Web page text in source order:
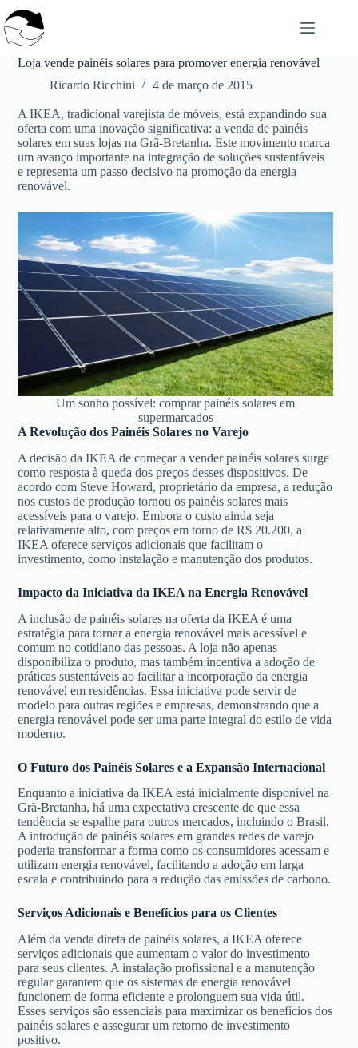
para
o
conteúdo
Loja vende painéis solares para promover energia renovável
Ricardo Ricchini
4 de março de 2015
A IKEA, tradicional varejista de móveis, está expandindo sua
oferta com uma inovação significativa: a venda de painéis
solares em suas lojas na Grã-Bretanha. Este movimento marca
um avanço importante na integração de soluções sustentáveis
e representa um passo decisivo na promoção da energia
renovável.
Um sonho possível: comprar painéis solares em
supermarcados
A Revolução dos Painéis Solares no Varejo
A decisão da IKEA de começar a vender painéis solares surge
como resposta à queda dos preços desses dispositivos. De
acordo com Steve Howard, proprietário da empresa, a redução
nos custos de produção tornou os painéis solares mais
acessíveis para o varejo. Embora o custo ainda seja
relativamente alto, com preços em torno de R$ 20.200, a
IKEA oferece serviços adicionais que facilitam o
investimento, como instalação e manutenção dos produtos.
Impacto da Iniciativa da IKEA na Energia Renovável
A inclusão de painéis solares na oferta da IKEA é uma
estratégia para tornar a energia renovável mais acessível e
comum no cotidiano das pessoas. A loja não apenas
disponibiliza o produto, mas também incentiva a adoção de
práticas sustentáveis ao facilitar a incorporação da energia
renovável em residências. Essa iniciativa pode servir de
modelo para outras regiões e empresas, demonstrando que a
energia renovável pode ser uma parte integral do estilo de vida
moderno.
O Futuro dos Painéis Solares e a Expansão Internacional
Enquanto a iniciativa da IKEA está inicialmente disponível na
Grã-Bretanha, há uma expectativa crescente de que essa
tendência se espalhe para outros mercados, incluindo o Brasil.
A introdução de painéis solares em grandes redes de varejo
poderia transformar a forma como os consumidores acessam e
utilizam energia renovável, facilitando a adoção em larga
escala e contribuindo para a redução das emissões de carbono.
Serviços Adicionais e Benefícios para os Clientes
Além da venda direta de painéis solares, a IKEA oferece
serviços adicionais que aumentam o valor do investimento
para seus clientes. A instalação profissional e a manutenção
regular garantem que os sistemas de energia renovável
funcionem de forma eficiente e prolonguem sua vida útil.
Esses serviços são essenciais para maximizar os benefícios dos
painéis solares e assegurar um retorno de investimento
positivo.